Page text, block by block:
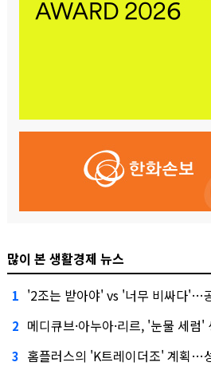
많이 본 생활경제 뉴스
1 '2조는 받아야' vs '너무 비싸다'…공차, 매각
2 메디큐브·아누아·리르, '눈물 세럼' 생산
3 홈플러스의 'K트레이더조' 계획…성공 가